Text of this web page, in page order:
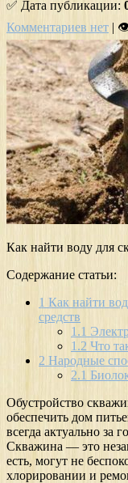
✅ Дата публикации:
Комментариев нет |
Как найти воду для
Содержание статьи:
1 Как найти
средств
1.1
1.2 Что
2 Народные
2.1
Обустройство
обеспечить дом
всегда актуально за
Скважина — это
есть, могут не
хлорировании и